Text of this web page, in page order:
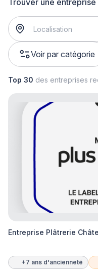
Trouver une entreprise
Voir par catégorie
Top 30 des entreprises
Entreprise Plâtrerie
+7 ans d'ancienneté